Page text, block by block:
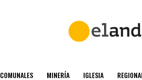
COMUNALES MINERÍA IGLESIA